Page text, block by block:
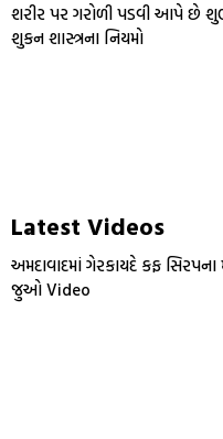
શરીર પર ગરોળી પડવી આપે છે
શુકન શાસ્ત્રના નિયમો
Latest Videos
અમદાવાદમાં ગેરકાયદે કફ સિરપના
જુઓ Video